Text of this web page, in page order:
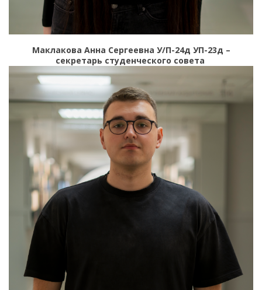
Маклакова Анна Сергеевна У/П-24д УП-23д –
секретарь студенческого совета